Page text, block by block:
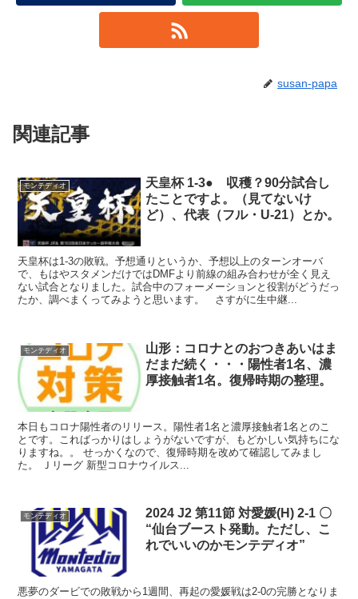
susan-papa
関連記事
モンテディオ
天皇杯 1-3● 収穫？90分試合し
たことですよ。（見てないけ
ど）、代表（フル・U-21）とか。
天皇杯は1-3の敗戦。予想通りというか、予想以上のターンオーバ
で、もはやスタメンだけではDMFより前線の組み合わせが全く見え
ない試合となりました。試合中のフォーメーションと役割がどうだっ
たか、調べまくってみようと思います。 さすがに生中継...
モンテディオ
山形：コロナとのおつきあいはま
だまだ続く・・・陽性者1名、濃
厚接触者1名。復帰時期の整理。
本日もコロナ陽性者のリリース。陽性者1名と濃厚接触者1名とのこ
とです。こればっかりはしょうがないですが、もどかしい気持ちにな
りますね。。 せっかくなので、復帰時期を改めて確認してみまし
た。 Ｊリーグ 新型コロナウイルス...
モンテディオ
2024 J2 第11節 対愛媛(H) 2-1 〇
“仙台ブースト発動。ただし、こ
れでいいのかモンテディオ”
悪夢のダービでの敗戦から1週間、再起の愛媛戦は2-0の完勝となりま